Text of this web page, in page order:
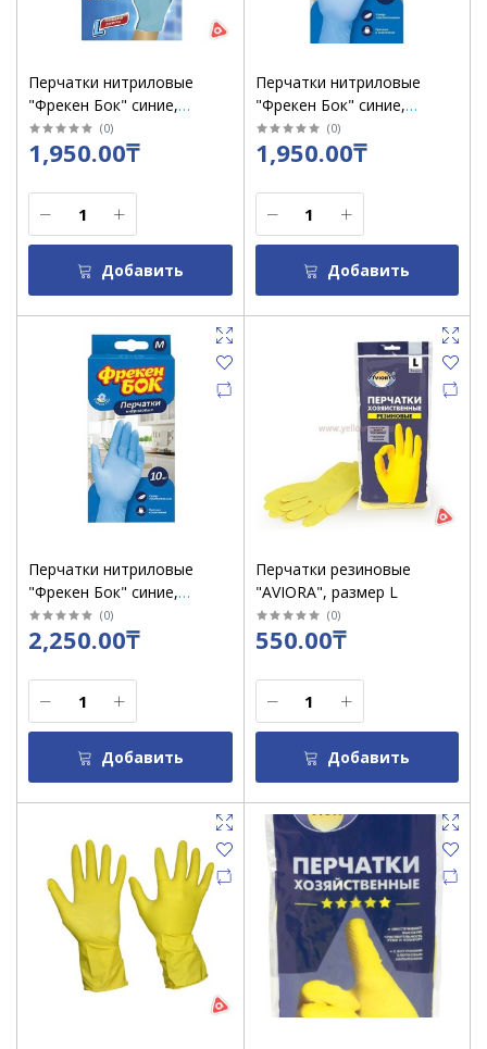
Перчатки нитриловые
"Фрекен Бок" синие,
размер "L" /пач 5 пар
(0)
1,950.00₸
Добавить
Перчатки нитриловые
"Фрекен Бок" синие,
размер "S" /пач 5 пар
(0)
1,950.00₸
Добавить
Перчатки нитриловые
"Фрекен Бок" синие,
размер "М" /пач 5 пар
(0)
2,250.00₸
Добавить
Перчатки резиновые
"AVIORA", размер L
(0)
550.00₸
Добавить